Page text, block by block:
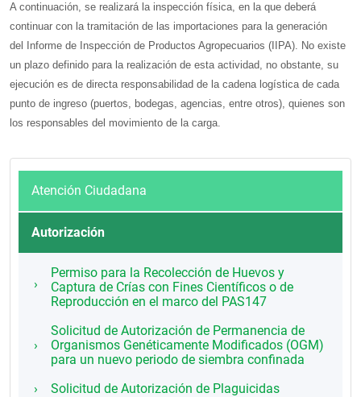
A continuación, se realizará la inspección física, en la que deberá
continuar con la tramitación de las importaciones para la generación
del Informe de Inspección de Productos Agropecuarios (IIPA). No existe
un plazo definido para la realización de esta actividad, no obstante, su
ejecución es de directa responsabilidad de la cadena logística de cada
punto de ingreso (puertos, bodegas, agencias, entre otros), quienes son
los responsables del movimiento de la carga.
Atención Ciudadana
Autorización
Permiso para la Recolección de Huevos y
Captura de Crías con Fines Científicos o de
Reproducción en el marco del PAS147
Solicitud de Autorización de Permanencia de
Organismos Genéticamente Modificados (OGM)
para un nuevo periodo de siembra confinada
Solicitud de Autorización de Plaguicidas